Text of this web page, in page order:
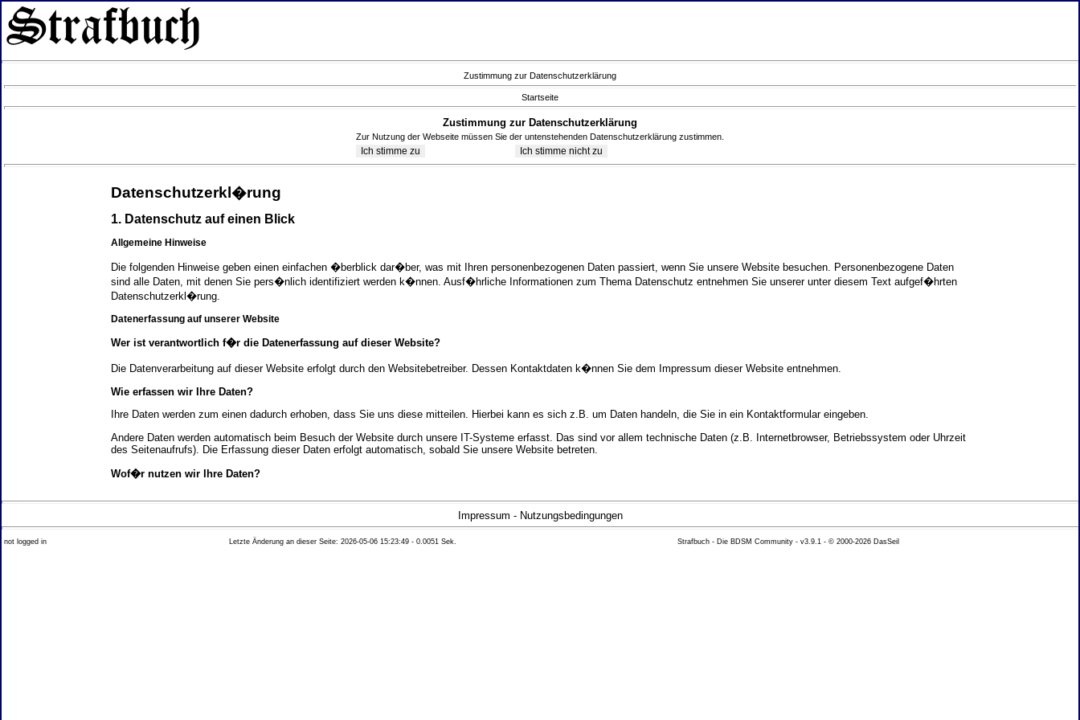
Zustimmung zur Datenschutzerklärung
Startseite
Zustimmung zur Datenschutzerklärung
Zur Nutzung der Webseite müssen Sie der untenstehenden Datenschutzerklärung zustimmen.
Datenschutzerkl�rung
1. Datenschutz auf einen Blick
Allgemeine Hinweise
Die folgenden Hinweise geben einen einfachen �berblick dar�ber, was mit Ihren personenbezogenen Daten passiert, wenn Sie unsere Website besuchen. Personenbezogene Daten
sind alle Daten, mit denen Sie pers�nlich identifiziert werden k�nnen. Ausf�hrliche Informationen zum Thema Datenschutz entnehmen Sie unserer unter diesem Text aufgef�hrten
Datenschutzerkl�rung.
Datenerfassung auf unserer Website
Wer ist verantwortlich f�r die Datenerfassung auf dieser Website?
Die Datenverarbeitung auf dieser Website erfolgt durch den Websitebetreiber. Dessen Kontaktdaten k�nnen Sie dem Impressum dieser Website entnehmen.
Wie erfassen wir Ihre Daten?
Ihre Daten werden zum einen dadurch erhoben, dass Sie uns diese mitteilen. Hierbei kann es sich z.B. um Daten handeln, die Sie in ein Kontaktformular eingeben.
Andere Daten werden automatisch beim Besuch der Website durch unsere IT-Systeme erfasst. Das sind vor allem technische Daten (z.B. Internetbrowser, Betriebssystem oder Uhrzeit
des Seitenaufrufs). Die Erfassung dieser Daten erfolgt automatisch, sobald Sie unsere Website betreten.
Wof�r nutzen wir Ihre Daten?
Ein Teil der Daten wird erhoben, um eine fehlerfreie Bereitstellung der Website zu gew�hrleisten. Andere Daten k�nnen zur Analyse Ihres Nutzerverhaltens verwendet werden.
Welche Rechte haben Sie bez�glich Ihrer Daten?
Sie haben jederzeit das Recht unentgeltlich Auskunft �ber Herkunft, Empf�nger und Zweck Ihrer gespeicherten personenbezogenen Daten zu erhalten. Sie haben au�erdem ein
Impressum - Nutzungsbedingungen
not logged in Letzte Änderung an dieser Seite: 2026-05-06 15:23:49 - 0.0051 Sek. Strafbuch - Die BDSM Community - v3.9.1 - © 2000-2026 DasSeil